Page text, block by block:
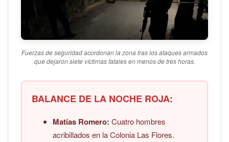
Fuerzas de seguridad acordonan la zona tras los ataques armados
que dejaron siete víctimas fatales en menos de tres horas.
BALANCE DE LA NOCHE ROJA:
Matías Romero: Cuatro hombres
acribillados en la Colonia Las Flores.